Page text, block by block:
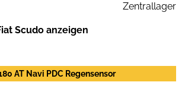
Zentrallager
Scudo anzeigen
AT Navi PDC Regensensor